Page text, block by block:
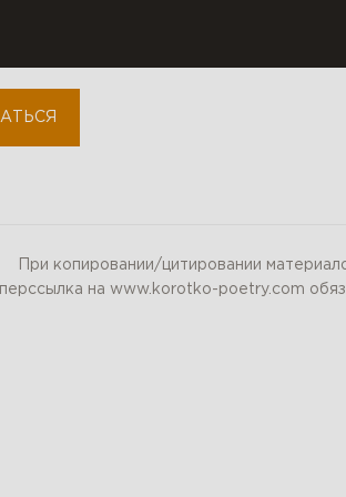
При копировании/цитировании
на www.korotko-poetry.com